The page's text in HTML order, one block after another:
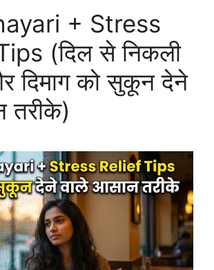
+ Stress
(दिल से निकली
दिमाग को सुकून देने